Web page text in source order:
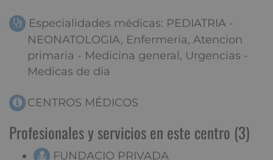
Especialidades médicas: PEDIATRIA -
NEONATOLOGIA, Enfermería, Atencion
primaria - Medicina general, Urgencias -
Medicas de dia
CENTROS MÉDICOS
Profesionales y servicios en este centro (3)
FUNDACIO PRIVADA